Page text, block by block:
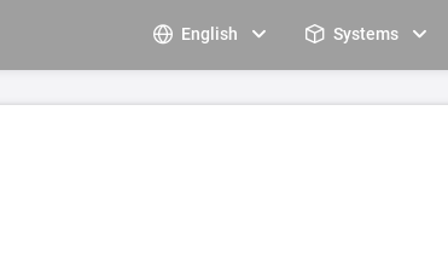
English Systems